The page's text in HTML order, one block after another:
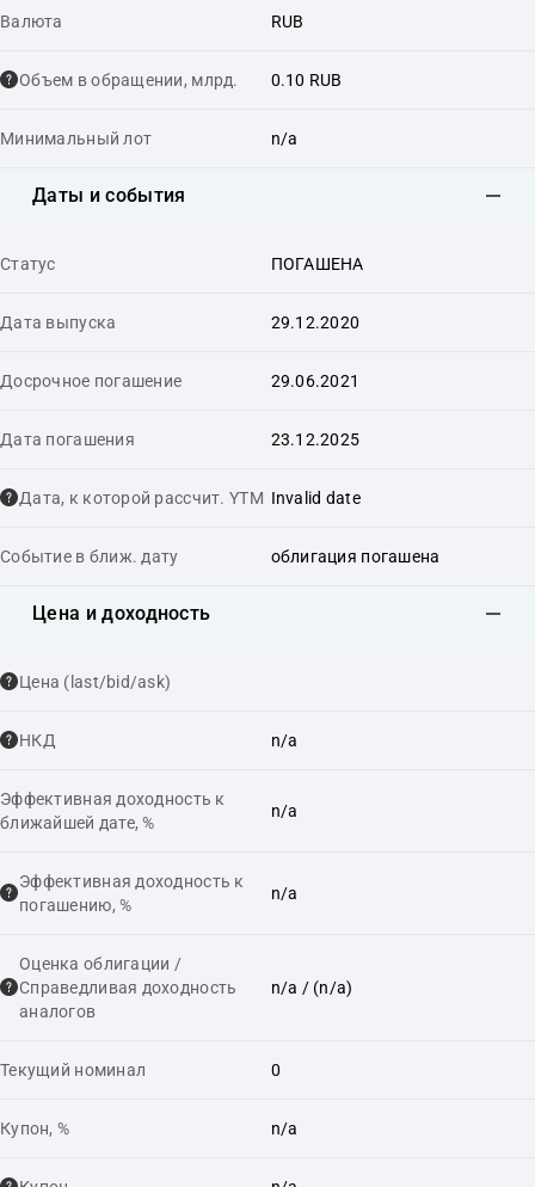
Валюта RUB
Объем в обращении, млрд. 0.10 RUB
Минимальный лот n/a
Даты и события
Статус ПОГАШЕНА
Дата выпуска 29.12.2020
Досрочное погашение 29.06.2021
Дата погашения 23.12.2025
Дата, к которой рассчит. YTM Invalid date
Событие в ближ. дату облигация погашена
Цена и доходность
Цена (last/bid/ask)
НКД n/a
Эффективная доходность к
ближайшей дате, %
n/a
Эффективная доходность к
погашению, %
n/a
Оценка облигации /
Справедливая доходность
аналогов
n/a / (n/a)
Текущий номинал 0
Купон, % n/a